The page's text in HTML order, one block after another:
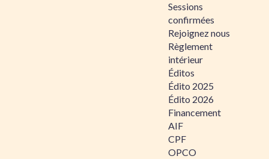
Sessions
confirmées
Rejoignez nous
Règlement
intérieur
Éditos
Édito 2025
Édito 2026
Financement
AIF
CPF
OPCO